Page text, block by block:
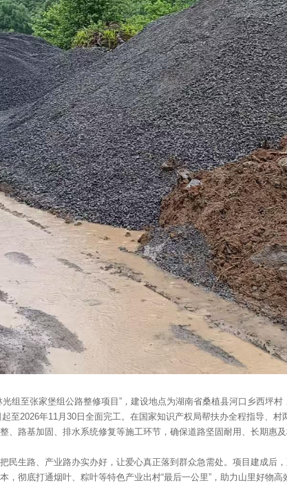
组至张家堡组公路整修项目”，建设地点为湖南省桑植县河口乡西坪
至2026年11月30日全面完工。在国家知识产权局帮扶办全程指导、
、路基加固、排水系统修复等施工环节，确保道路坚固耐用、长期惠及
民生路、产业路办实办好，让爱心真正落到群众急需处。项目建成后
，彻底打通烟叶、粽叶等特色产业出村“最后一公里”，助力山里好物
团队